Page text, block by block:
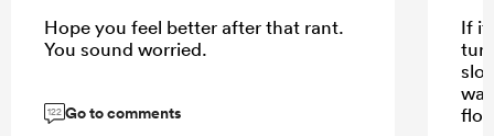
Hope you feel better after that rant.
You sound worried.
122 Go to comments
If it